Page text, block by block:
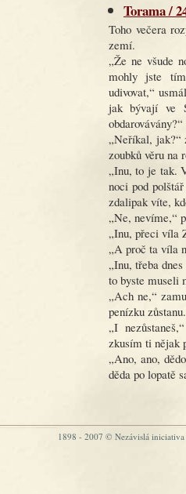
Torama /
Toho večera
zemí.
„Že ne všude
mohly jste
udivovat,“
jak bývají ve
obdarovávány?“
„Neříkal, jak?“
zoubků věru na
„Inu, to je tak.
noci pod
zdalipak víte,
„Ne, nevíme,“
„Inu, přeci víla
„A proč ta víla
„Inu, třeba
to byste museli
„Ach ne,“
penízku
„I
zkusím ti nějak
„Ano, ano,
děda po lopatě
1898 - 2007 © Nezávislá